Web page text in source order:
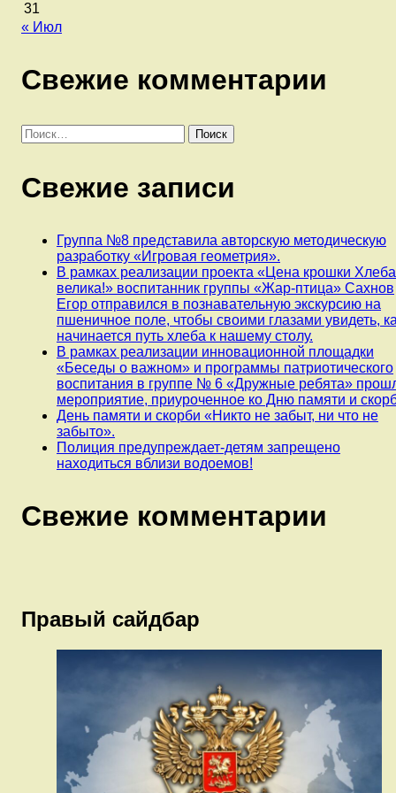
31
« Июл
Свежие комментарии
Найти:
Свежие записи
Группа №8 представила авторскую методическую
разработку «Игровая геометрия».
В рамках реализации проекта «Цена крошки
велика!» воспитанник группы «Жар-птица» Сахнов
Егор отправился в познавательную экскурсию на
пшеничное поле, чтобы своими глазами увидеть,
начинается путь хлеба к нашему столу.
В рамках реализации инновационной площадки
«Беседы о важном» и программы патриотического
воспитания в группе № 6 «Дружные ребята»
мероприятие, приуроченное ко Дню памяти и
День памяти и скорби «Никто не забыт, ни что не
забыто».
Полиция предупреждает-детям запрещено
находиться вблизи водоемов!
Свежие комментарии
Правый сайдбар